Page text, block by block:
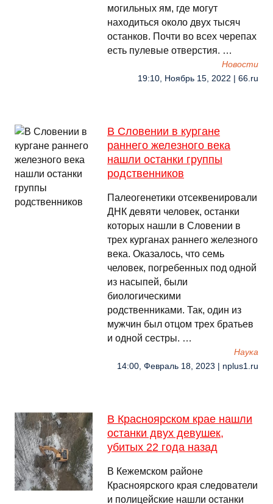
могильных ям, где могут
находиться около двух тысяч
останков. Почти во всех черепах
есть пулевые отверстия. …
Новости
19:10, Ноябрь 15, 2022 | 66.ru
В Словении в кургане
раннего железного века
нашли останки группы
родственников
Палеогенетики отсеквенировали
ДНК девяти человек, останки
которых нашли в Словении в
трех курганах раннего железного
века. Оказалось, что семь
человек, погребенных под одной
из насыпей, были
биологическими
родственниками. Так, один из
мужчин был отцом трех братьев
и одной сестры. …
Наука
14:00, Февраль 18, 2023 | nplus1.ru
В Красноярском крае нашли
останки двух девушек,
убитых 22 года назад
В Кежемском районе
Красноярского края следователи
и полицейские нашли останки